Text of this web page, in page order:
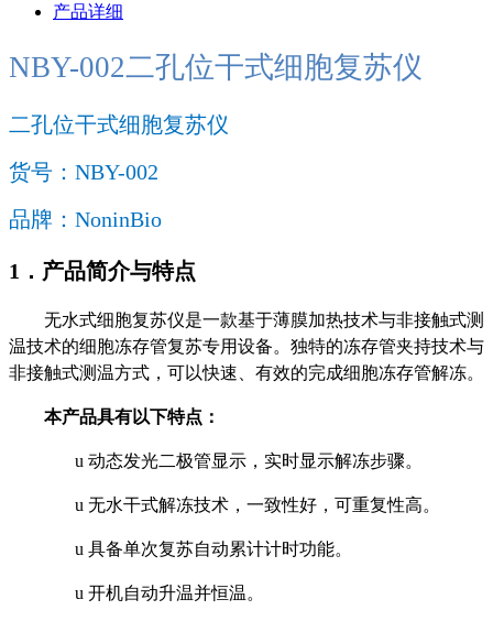
产品详细
NBY-002二孔位干式细胞复苏仪
二孔位干式细胞复苏仪
货号：NBY-002
品牌：NoninBio
1． 产品简介与特点
无水式细胞复苏仪是一款基于薄膜加热技术与非接触式测
温技术的细胞冻存管复苏专用设备。独特的冻存管夹持技术与
非接触式测温方式，可以快速、有效的完成细胞冻存管解冻。
本产品具有以下特点：
u 动态发光二极管显示，实时显示解冻步骤。
u 无水干式解冻技术，一致性好，可重复性高。
u 具备单次复苏自动累计计时功能。
u 开机自动升温并恒温。